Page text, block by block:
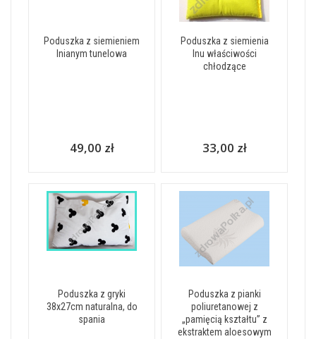
Poduszka z siemieniem
lnianym tunelowa
49,00 zł
Poduszka z siemienia
lnu właściwości
chłodzące
33,00 zł
Poduszka z gryki
38x27cm naturalna, do
spania
Poduszka z pianki
poliuretanowej z
„pamięcią kształtu” z
ekstraktem aloesowym